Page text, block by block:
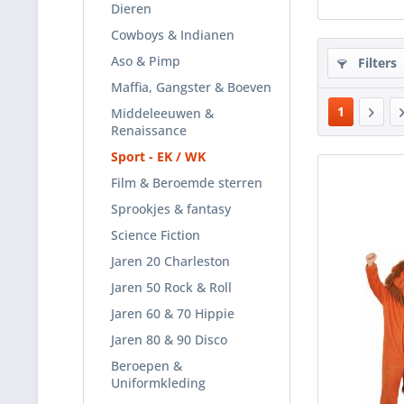
Dieren
Cowboys & Indianen
Aso & Pimp
Maffia, Gangster & Boeven
Middeleeuwen &
Renaissance
Sport - EK / WK
Film & Beroemde sterren
Sprookjes & fantasy
Science Fiction
Jaren 20 Charleston
Jaren 50 Rock & Roll
Jaren 60 & 70 Hippie
Jaren 80 & 90 Disco
Beroepen &
Uniformkleding
Filters
1